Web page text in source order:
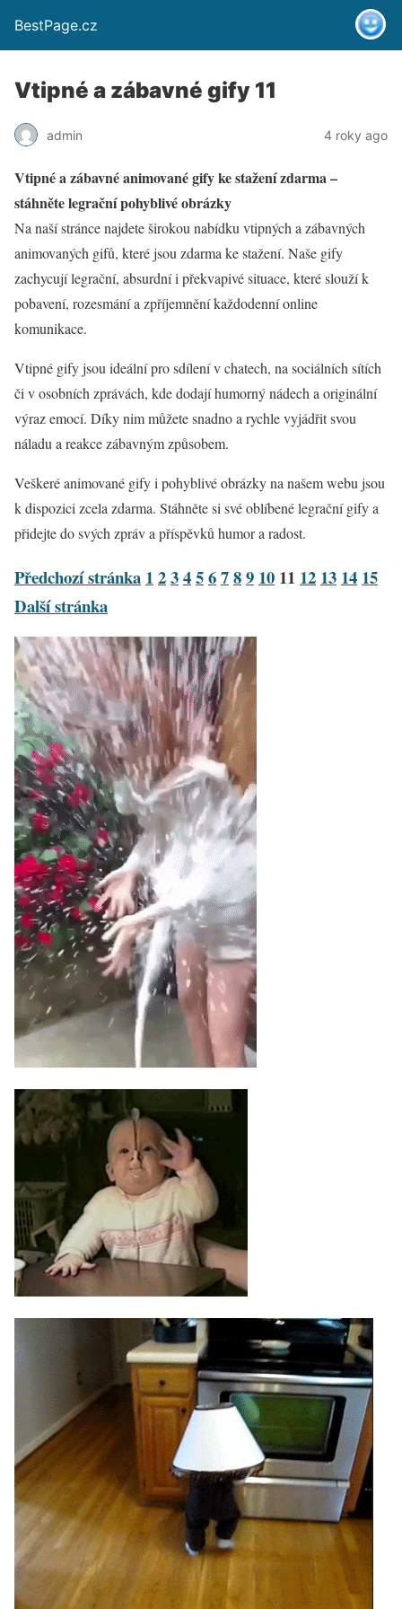
BestPage.cz
Vtipné a zábavné gify 11
admin 4 roky ago
Vtipné a zábavné animované gify ke stažení zdarma –
stáhněte legrační pohyblivé obrázky
Na naší stránce najdete širokou nabídku vtipných a zábavných
animovaných gifů, které jsou zdarma ke stažení. Naše gify
zachycují legrační, absurdní i překvapivé situace, které slouží k
pobavení, rozesmání a zpříjemnění každodenní online
komunikace.
Vtipné gify jsou ideální pro sdílení v chatech, na sociálních sítích
či v osobních zprávách, kde dodají humorný nádech a originální
výraz emocí. Díky nim můžete snadno a rychle vyjádřit svou
náladu a reakce zábavným způsobem.
Veškeré animované gify i pohyblivé obrázky na našem webu jsou
k dispozici zcela zdarma. Stáhněte si své oblíbené legrační gify a
přidejte do svých zpráv a příspěvků humor a radost.
Předchozí stránka 123456789 10 11 12 13 14 15
Další stránka